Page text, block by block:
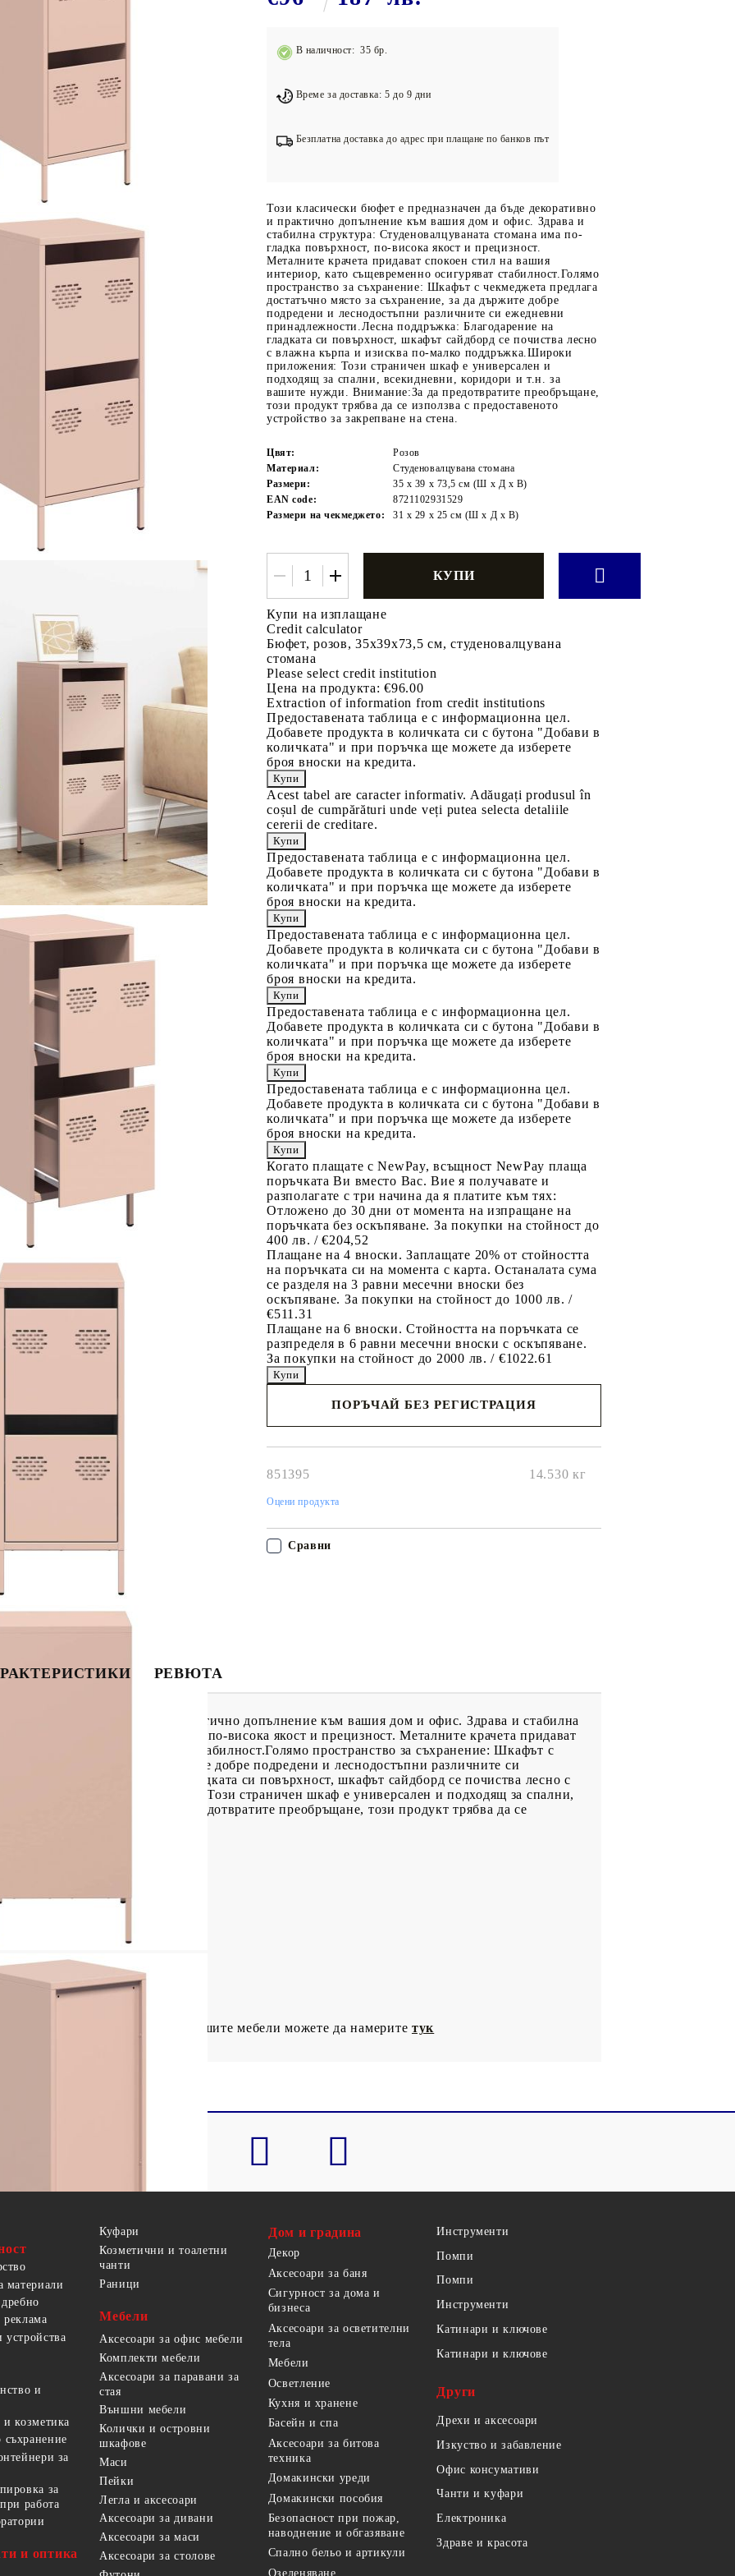
Силови кули
Йога и пилатес
В наличност: 35 бр.
Време за доставка: 5 до 9 дни
Безплатна доставка до адрес при плащане по банков път
Този класически бюфет е предназначен да бъде декоративно
и практично допълнение към вашия дом и офис. Здрава и
стабилна структура: Студеновалцуваната стомана има по-
гладка повърхност, по-висока якост и прецизност.
Металните крачета придават спокоен стил на вашия
интериор, като същевременно осигуряват стабилност.Голямо
пространство за съхранение: Шкафът с чекмеджета предлага
достатъчно място за съхранение, за да държите добре
подредени и леснодостъпни различните си ежедневни
принадлежности.Лесна поддръжка: Благодарение на
гладката си повърхност, шкафът сайдборд се почиства лесно
с влажна кърпа и изисква по-малко поддръжка.Широки
приложения: Този страничен шкаф е универсален и
подходящ за спални, всекидневни, коридори и т.н. за
вашите нужди. Внимание:За да предотвратите преобръщане,
този продукт трябва да се използва с предоставеното
устройство за закрепване на стена.
Цвят:
Розов
Материал:
Студеновалцувана стомана
Размери:
35 x 39 x 73,5 см (Ш x Д x В)
EAN code:
8721102931529
Размери на чекмеджето:
31 x 29 x 25 см (Ш x Д x В)
Купи на изплащане
Credit calculator
Бюфет, розов, 35x39x73,5 см, студеновалцувана
стомана
Please select credit institution
Цена на продукта: €96.00
Extraction of information from credit institutions
Предоставената таблица е с информационна цел.
Добавете продукта в количката си с бутона "Добави в
количката" и при поръчка ще можете да изберете
броя вноски на кредита.
Acest tabel are caracter informativ. Adăugați produsul în
coșul de cumpărături unde veți putea selecta detaliile
cererii de creditare.
Предоставената таблица е с информационна цел.
Добавете продукта в количката си с бутона "Добави в
количката" и при поръчка ще можете да изберете
броя вноски на кредита.
Предоставената таблица е с информационна цел.
Добавете продукта в количката си с бутона "Добави в
количката" и при поръчка ще можете да изберете
броя вноски на кредита.
Предоставената таблица е с информационна цел.
Добавете продукта в количката си с бутона "Добави в
количката" и при поръчка ще можете да изберете
броя вноски на кредита.
Предоставената таблица е с информационна цел.
Добавете продукта в количката си с бутона "Добави в
количката" и при поръчка ще можете да изберете
броя вноски на кредита.
Когато плащате с NewPay, всъщност NewPay плаща
поръчката Ви вместо Вас. Вие я получавате и
разполагате с три начина да я платите към тях:
Отложено до 30 дни от момента на изпращане на
поръчката без оскъпяване. За покупки на стойност до
400 лв. / €204,52
Плащане на 4 вноски. Заплащате 20% от стойността
на поръчката си на момента с карта. Останалата сума
се разделя на 3 равни месечни вноски без
оскъпяване. За покупки на стойност до 1000 лв. /
€511.31
Плащане на 6 вноски. Стойността на поръчката се
разпределя в 6 равни месечни вноски с оскъпяване.
За покупки на стойност до 2000 лв. / €1022.61
ПОРЪЧАЙ БЕЗ РЕГИСТРАЦИЯ
851395 14.530 кг
Оцени продукта
Сравни
РЕВЮТА
да бъде декоративно и практично допълнение към вашия дом и офис. Здрава и стабилна
има по-гладка повърхност, по-висока якост и прецизност. Металните крачета придават
същевременно осигуряват стабилност.Голямо пространство за съхранение: Шкафът с
за съхранение, за да държите добре подредени и леснодостъпни различните си
Благодарение на гладката си повърхност, шкафът сайдборд се почиства лесно с
приложения: Този страничен шкаф е универсален и подходящ за спални,
нужди. Внимание:За да предотвратите преобръщане, този продукт трябва да се
x Д x В)
на преобръщането на вашите мебели можете да намерите тук
материали
и
козметика
за
за
работа
и оптика
Куфари
Козметични и тоалетни
чанти
Раници
Мебели
Аксесоари за офис мебели
Комплекти мебели
Аксесоари за паравани за
стая
Външни мебели
Колички и островни
шкафове
Маси
Пейки
Легла и аксесоари
Аксесоари за дивани
Аксесоари за маси
Аксесоари за столове
Дом и градина
Декор
Аксесоари за баня
Сигурност за дома и
бизнеса
Аксесоари за осветителни
тела
Мебели
Осветление
Кухня и хранене
Басейн и спа
Аксесоари за битова
техника
Домакински уреди
Домакински пособия
Безопасност при пожар,
наводнение и обгазяване
Спално бельо и артикули
Озеленяване
Инструменти
Помпи
Помпи
Инструменти
Катинари и ключове
Катинари и ключове
Други
Дрехи и аксесоари
Изкуство и забавление
Офис консумативи
Чанти и куфари
Електроника
Здраве и красота